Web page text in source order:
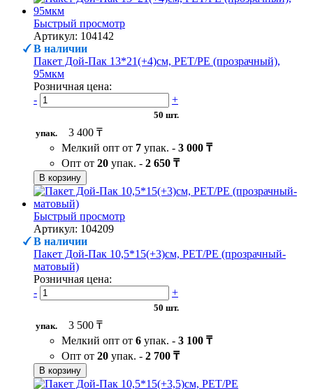
Быстрый просмотр
Артикул: 104142
В наличии
Пакет Дой-Пак 13*21(+4)см, PET/PE (прозрачный),
95мкм
Розничная цена:
-
+
50 шт.
упак.
3 400 ₸
Мелкий опт от 7 упак. - 3 000 ₸
Опт от 20 упак. - 2 650 ₸
В корзину
Быстрый просмотр
Артикул: 104209
В наличии
Пакет Дой-Пак 10,5*15(+3)см, PET/PE (прозрачный-
матовый)
Розничная цена:
-
+
50 шт.
упак.
3 500 ₸
Мелкий опт от 6 упак. - 3 100 ₸
Опт от 20 упак. - 2 700 ₸
В корзину